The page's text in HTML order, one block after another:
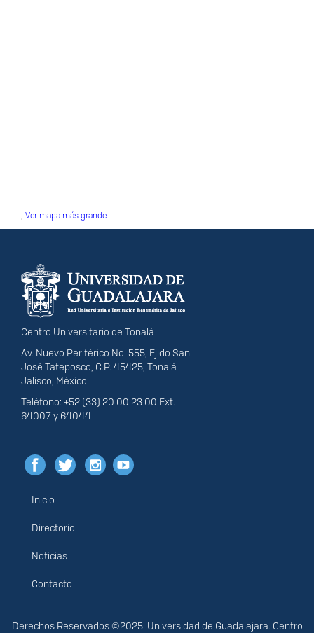
, Ver mapa más grande
Información del
portal
Centro Universitario de Tonalá
Av. Nuevo Periférico No. 555, Ejido San
José Tateposco, C.P. 45425, Tonalá
Jalisco, México
Teléfono: +52 (33) 20 00 23 00 Ext.
64007 y 64044
Menú
principal
Inicio
Directorio
Noticias
Contacto
Derechos
Derechos Reservados ©2025. Universidad de Guadalajara. Centro